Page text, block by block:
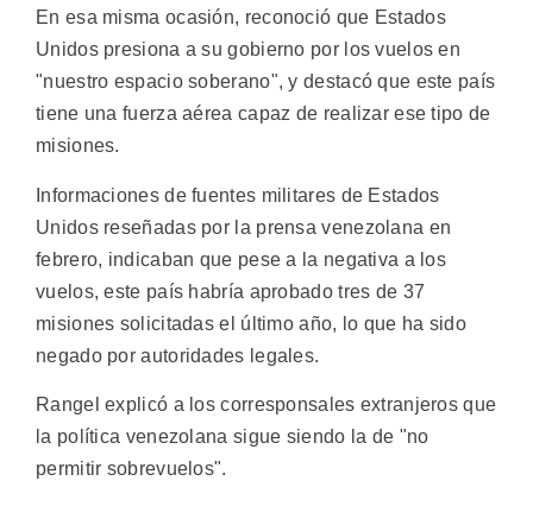
En esa misma ocasión, reconoció que Estados
Unidos presiona a su gobierno por los vuelos en
"nuestro espacio soberano", y destacó que este país
tiene una fuerza aérea capaz de realizar ese tipo de
misiones.
Informaciones de fuentes militares de Estados
Unidos reseñadas por la prensa venezolana en
febrero, indicaban que pese a la negativa a los
vuelos, este país habría aprobado tres de 37
misiones solicitadas el último año, lo que ha sido
negado por autoridades legales.
Rangel explicó a los corresponsales extranjeros que
la política venezolana sigue siendo la de "no
permitir sobrevuelos".